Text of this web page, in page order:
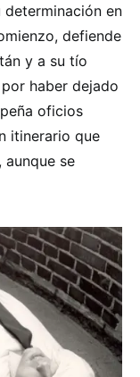
en
defiende
y a su tío
haber dejado
oficios
itinerario que
se